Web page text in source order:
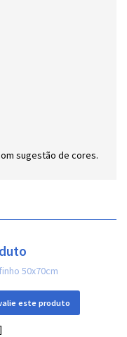
sugestão de cores.
50x70cm
este produto